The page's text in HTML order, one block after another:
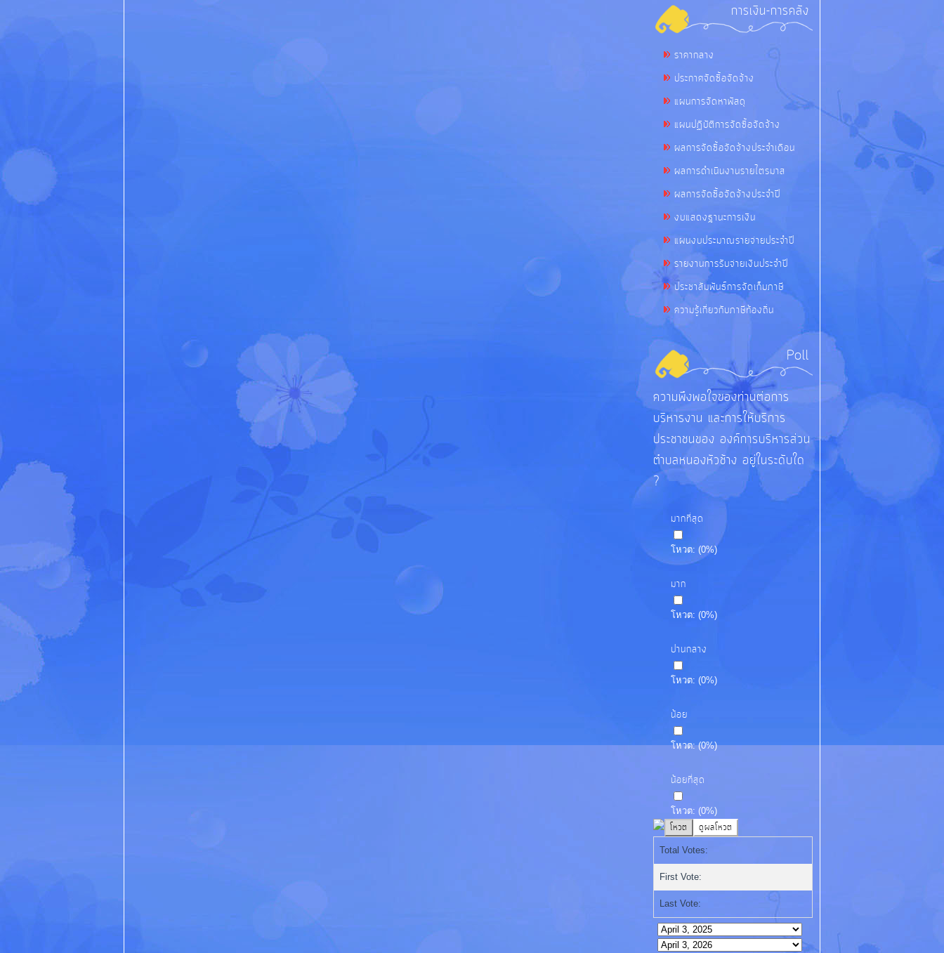
การเงิน-การคลัง
ราคากลาง
ประกาศจัดซื้อจัดจ้าง
แผนการจัดหาพัสดุ
แผนปฏิบัติการจัดซื้อจัดจ้าง
ผลการจัดซื้อจัดจ้างประจำเดือน
ผลการดำเนินงานรายไตรมาส
ผลการจัดซื้อจัดจ้างประจำปี
งบแสดงฐานะการเงิน
แผนงบประมาณรายจ่ายประจำปี
รายงานการรับจ่ายเงินประจำปี
ประชาสัมพันธ์การจัดเก็บภาษี
ความรู้เกี่ยวกับภาษีท้องถิ่น
Poll
ความพึงพอใจของท่านต่อการ
บริหารงาน และการให้บริการ
ประชาชนของ องค์การบริหารส่วน
ตำบลหนองหัวช้าง อยู่ในระดับใด
?
มากที่สุด
โหวต: (0%)
มาก
โหวต: (0%)
ปานกลาง
โหวต: (0%)
น้อย
โหวต:(0%)
น้อยที่สุด
โหวต: (0%)
Total Votes:
First Vote:
Last Vote: